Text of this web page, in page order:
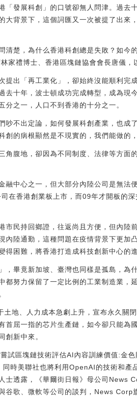
「發展科創」的口號卻無人問津。過去
大背景下，這個詞匯又一次被提了出來
清楚，為什么香港科創總是失敗？如今
家禮博士、香港區塊鏈協會會長唐儀，
提出「再工業化」，卻始終沒能順利完
去十年，波士頓成功完成轉型，成為現
之一，人口不到香港的十分之一。
吵不出定論，如何發展科創產業，也成
創的病根顯然是不現實的，我們能做的
角腹地，卻因為不同制度、法律等方面
融中心之一，但大部分內陸公司是無法
在香港創業板上市，而09年才開板的
市民持回鄉證，往返尚且方便，但內陸
內陸通勤，這種問題在疫情背景下更加
得困難，將香港打造成科技創新中心的
，畢竟新加坡、臺灣也同樣是孤島，為
都努力保留了一定比例的工業制造業，
地、人力成本急劇上升，宣布永久關
首屈一指的芯片生產鏈，如今卻只能為
創新中來。
試區塊鏈技術評估AI內容訓練價值:金
時美聯社也將利用OpenAI的技術和產
士透露，《華爾街日報》母公司News
谷歌、微軟等公司的談判，News